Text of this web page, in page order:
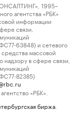
1995–
агентства «РБК»
информации
связи,
63848) и сетевого
массовой
в сфере связи,
82385)
«РБК».
биржа